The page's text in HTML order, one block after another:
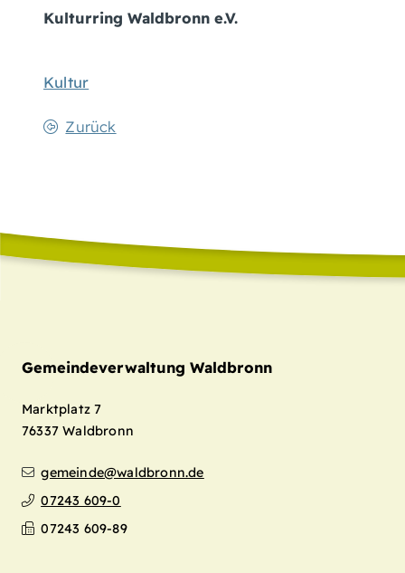
Kulturring Waldbronn e.V.
Kultur
Zurück
Gemeindeverwaltung Waldbronn
Marktplatz 7
76337 Waldbronn
gemeinde@waldbronn.de
07243 609-0
07243 609-89